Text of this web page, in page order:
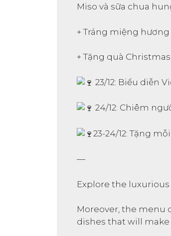
Miso và sữa chua
+ Tráng miệng
+ Tặng quà
23/12: Biểu diễn
24/12: Chiêm
23-24/12: Tặng
—
Explore the
Moreover, the menu
dishes that will